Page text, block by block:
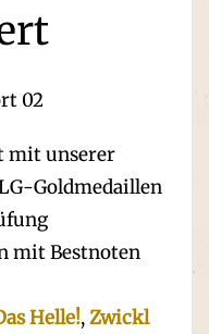
mit unserer
Goldmedaillen
mit Bestnoten
Helle!,Zwickl